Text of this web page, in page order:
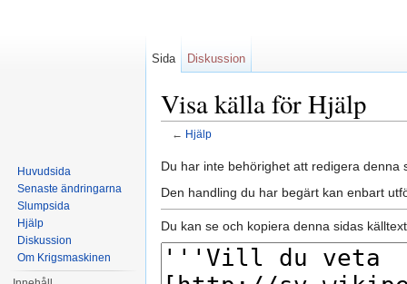
Visa källa för Hjälp
← Hjälp
Du har inte behörighet att redigera denna
Den handling du har begärt kan enbart
Du kan se och kopiera denna sidas
Sida Diskussion
Huvudsida
Senaste ändringarna
Slumpsida
Hjälp
Diskussion
Om Krigsmaskinen